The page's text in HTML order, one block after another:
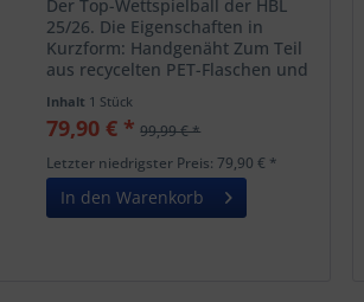
Der Top-Wettspielball der HBL
25/26. Die Eigenschaften in
Kurzform: Handgenäht Zum Teil
aus recycelten PET-Flaschen und
fantastische Griffigkeit mit und
ohne Harz extrem weicher
Ballkontakt durch 4-mm-
Kaschierung...
Inhalt 1 Stück
79,90 € * 99,99 € *
Letzter niedrigster Preis: 79,90 € *
In den Warenkorb